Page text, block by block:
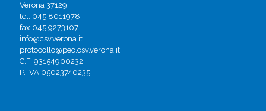
Verona 37129
tel. 045 8011978
fax 045 9273107
info@csv.verona.it
protocollo@pec.csv.verona.it
C.F. 93154900232
P. IVA 05023740235